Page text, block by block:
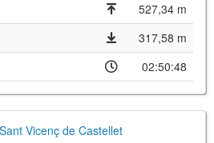
527,34 m
317,58 m
02:50:48
Sant Vicenç de Castellet